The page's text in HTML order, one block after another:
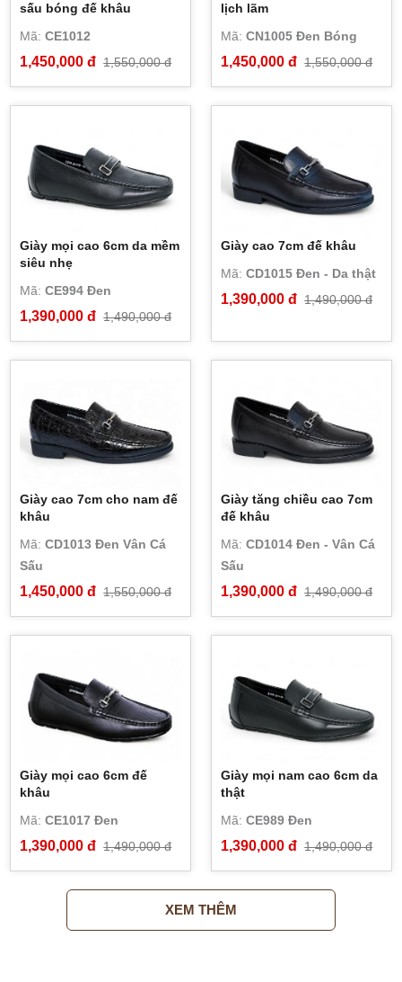
sấu bóng đế khâu
Mã:CE1012
1,450,000 đ 1,550,000 đ
lịch lãm
Mã:CN1005 Đen Bóng
1,450,000 đ 1,550,000 đ
Giày mọi cao 6cm da mềm
siêu nhẹ
Mã:CE994 Đen
1,390,000 đ 1,490,000 đ
Giày cao 7cm đế khâu
Mã:CD1015 Đen - Da thật
1,390,000 đ 1,490,000 đ
Giày cao 7cm cho nam đế
khâu
Mã:CD1013 Đen Vân Cá
Sấu
1,450,000 đ 1,550,000 đ
Giày tăng chiều cao 7cm
đế khâu
Mã:CD1014 Đen - Vân Cá
Sấu
1,390,000 đ 1,490,000 đ
Giày mọi cao 6cm đế
khâu
Mã:CE1017 Đen
1,390,000 đ 1,490,000 đ
Giày mọi nam cao 6cm da
thật
Mã:CE989 Đen
1,390,000 đ 1,490,000 đ
XEM THÊM